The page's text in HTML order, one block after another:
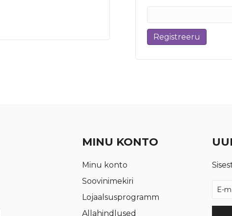
Registreeru
MINU KONTO
Minu konto
Soovinimekiri
Lojaalsusprogramm
Allahindlused